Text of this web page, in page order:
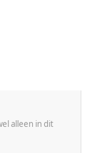
alleen in dit